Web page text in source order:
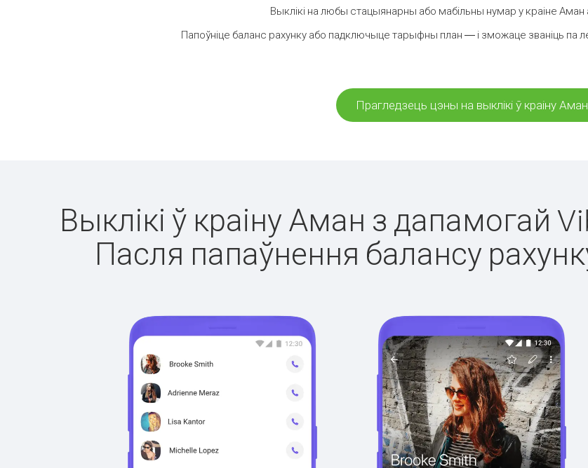
Выклікі на любы стацыянарны або мабільны нумар у краіне Аман
Папоўніце баланс рахунку або падключыце тарыфны план — і зможаце званіць па
Прагледзець цэны на выклікі ў краіну Аман
Выклікі ў краіну Аман з дапамогай
Пасля папаўнення балансу